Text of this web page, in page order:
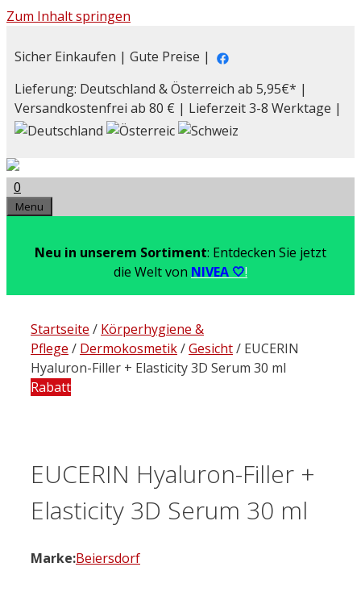
Zum Inhalt springen
Sicher Einkaufen | Gute Preise |
Lieferung: Deutschland & Österreich ab 5,95€* |
Versandkostenfrei ab 80 € | Lieferzeit 3-8 Werktage |
0
Menu
Neu in unserem Sortiment: Entdecken Sie jetzt
die Welt von NIVEA 🤍!
Startseite / Körperhygiene &
Pflege / Dermokosmetik/Gesicht/ EUCERIN
Hyaluron-Filler + Elasticity 3D Serum 30 ml
Rabatt
EUCERIN Hyaluron-Filler +
Elasticity 3D Serum 30 ml
Marke:Beiersdorf